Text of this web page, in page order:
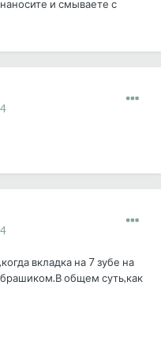
и смываете с
вкладка на 7 зубе на
общем суть,как